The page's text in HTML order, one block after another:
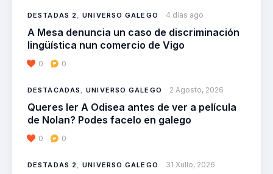
DESTADAS 2,UNIVERSO GALEGO 4 días ago
A Mesa denuncia un caso de discriminación
lingüística nun comercio de Vigo
0 0
DESTACADAS ,UNIVERSO GALEGO 2 Agosto, 2026
Queres ler A Odisea antes de ver a película
de Nolan? Podes facelo en galego
0 0
DESTADAS 2,UNIVERSO GALEGO 31 Xullo, 2026